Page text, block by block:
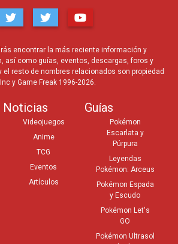
encontrar la más reciente información y
así como guías, eventos, descargas, foros y
el resto de nombres relacionados son propiedad
y Game Freak 1996-2026.
Noticias
Videojuegos
Anime
TCG
Eventos
Artículos
Guías
Pokémon
Escarlata y
Púrpura
Leyendas
Pokémon: Arceus
Pokémon Espada
y Escudo
Pokémon Let's
GO
Pokémon Ultrasol